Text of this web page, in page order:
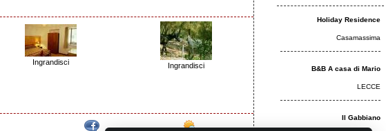
Holiday Residence
Casamassima
B&B A casa di Mario
LECCE
Il Gabbiano
Ingrandisci Ingrandisci